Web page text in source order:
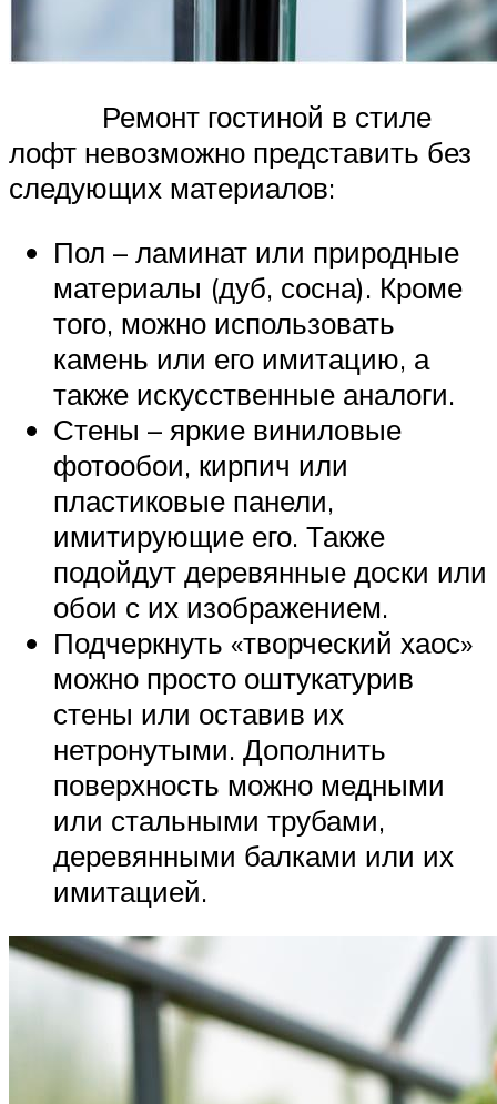
Ремонт гостиной в стиле
лофт невозможно представить без
следующих материалов:
Пол – ламинат или природные
материалы (дуб, сосна). Кроме
того, можно использовать
камень или его имитацию, а
также искусственные аналоги.
Стены – яркие виниловые
фотообои, кирпич или
пластиковые панели,
имитирующие его. Также
подойдут деревянные доски или
обои с их изображением.
Подчеркнуть «творческий хаос»
можно просто оштукатурив
стены или оставив их
нетронутыми. Дополнить
поверхность можно медными
или стальными трубами,
деревянными балками или их
имитацией.